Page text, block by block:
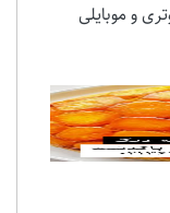
و موبایلی